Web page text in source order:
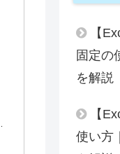
【
固定の
を解説
【
使い方